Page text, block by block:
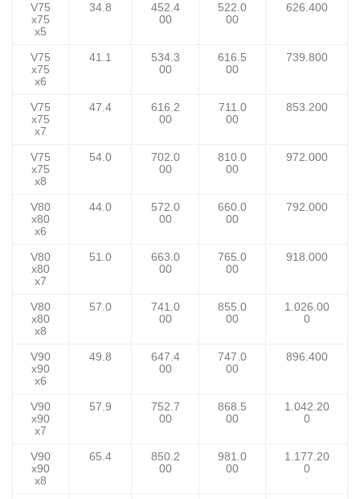
V75
x75
x5
34.8
452.4
00
522.0
00
626.400
V75
x75
x6
41.1
534.3
00
616.5
00
739.800
V75
x75
x7
47.4
616.2
00
711.0
00
853.200
V75
x75
x8
54.0
702.0
00
810.0
00
972.000
V80
x80
x6
44.0
572.0
00
660.0
00
792.000
V80
x80
x7
51.0
663.0
00
765.0
00
918.000
V80
x80
x8
57.0
741.0
00
855.0
00
1.026.00
0
V90
x90
x6
49.8
647.4
00
747.0
00
896.400
V90
x90
x7
57.9
752.7
00
868.5
00
1.042.20
0
V90
x90
x8
65.4
850.2
00
981.0
00
1.177.20
0